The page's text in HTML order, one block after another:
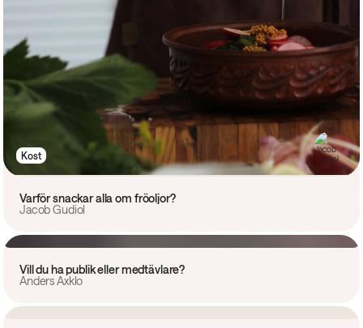
Kost
Varför snackar alla om fröoljor?
Jacob Gudiol
Vill du ha publik eller medtävlare?
Anders Axklo